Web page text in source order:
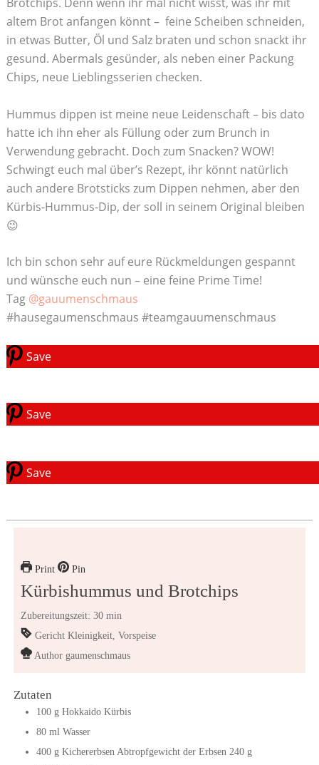
altem Brot anfangen könnt – feine Scheiben schneiden,
in etwas Butter, Öl und Salz braten und schon snackt ihr
gesund. Abermals gesünder, als neben einer Packung
Chips, neue Lieblingsserien checken.
Hummus dippen ist meine neue Leidenschaft – bis dato
hatte ich ihn eher als Füllung oder zum Brunch in
Verwendung gebracht. Doch zum Snacken? WOW!
Schwingt euch mal über’s Rezept, ihr könnt natürlich
auch andere Brotsticks zum Dippen nehmen, aber den
Kürbis-Hummus-Dip, der soll in seinem Original bleiben
😉
Ich bin schon sehr auf eure Rückmeldungen gespannt
und wünsche euch nun – eine feine Prime Time!
Tag @gauumenschmaus
#hausegaumenschmaus #teamgauumenschmaus
Save
Save
Save
Print Pin
Kürbishummus und Brotchips
Zubereitungszeit: 30 min
Gericht Kleinigkeit, Vorspeise
Author gaumenschmaus
Zutaten
100 g Hokkaido Kürbis
80 ml Wasser
400 g Kichererbsen Abtropfgewicht der Erbsen 240 g